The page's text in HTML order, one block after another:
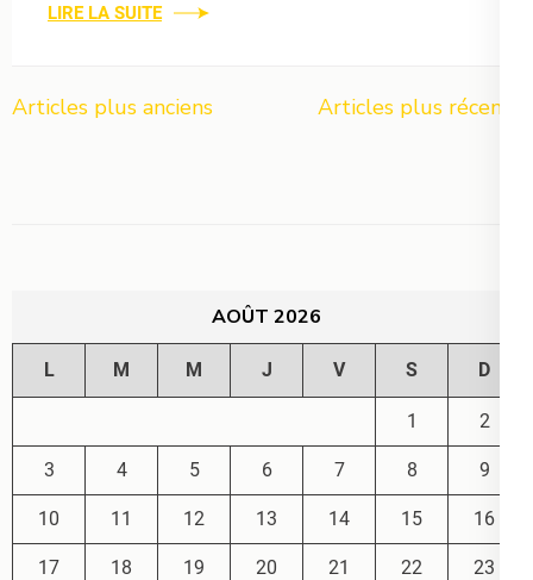
LIRE LA SUITE
Navigation
Articles plus anciens Articles plus récents
AOÛT 2026
L M M J V S D
1 2
3 4 5 6 7 8 9
10 11 12 13 14 15 16
17 18 19 20 21 22 23